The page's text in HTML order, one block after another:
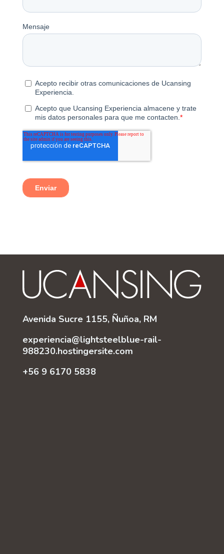
Avenida Sucre 1155, Ñuñoa, RM
experiencia@lightsteelblue-rail-
988230.hostingersite.com
+56 9 6170 5838